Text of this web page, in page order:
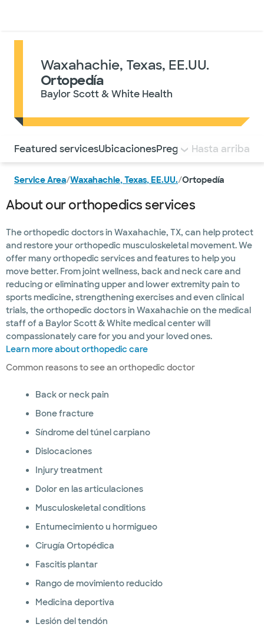
Waxahachie, Texas, EE.UU.
Ortopedía
Baylor Scott & White Health
Utilice esta navegación para saltar rápidamente a
Featured servicesUbicacionesPreguntas frecuentes
Hasta arriba
Service Area/Waxahachie, Texas, EE.UU./Ortopedía
About our orthopedics services
The orthopedic doctors in Waxahachie, TX, can help protect
and restore your orthopedic musculoskeletal movement. We
offer many orthopedic services and features to help you
move better. From joint wellness, back and neck care and
reducing or eliminating upper and lower extremity pain to
sports medicine, strengthening exercises and even clinical
trials, the orthopedic doctors in Waxahachie on the medical
staff of a Baylor Scott & White medical center will
compassionately care for you and your loved ones.
Learn more about orthopedic care
Common reasons to see an orthopedic doctor
Back or neck pain
Bone fracture
Síndrome del túnel carpiano
Dislocaciones
Injury treatment
Dolor en las articulaciones
Musculoskeletal conditions
Entumecimiento u hormigueo
Cirugía Ortopédica
Fascitis plantar
Rango de movimiento reducido
Medicina deportiva
Lesión del tendón